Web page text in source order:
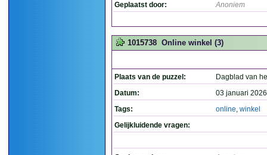
Geplaatst door: Anoniem
1015738 Online winkel (3)
Plaats van de puzzel:
Dagblad van
Datum:
03 januari
Tags:
online, winkel
Gelijkluidende vragen: